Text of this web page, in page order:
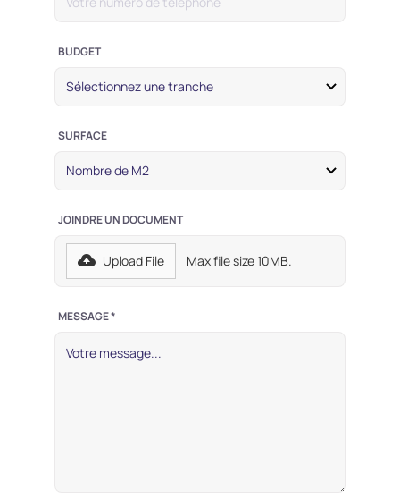
BUDGET
SURFACE
JOINDRE UN DOCUMENT
Upload File Max file size 10MB.
MESSAGE *